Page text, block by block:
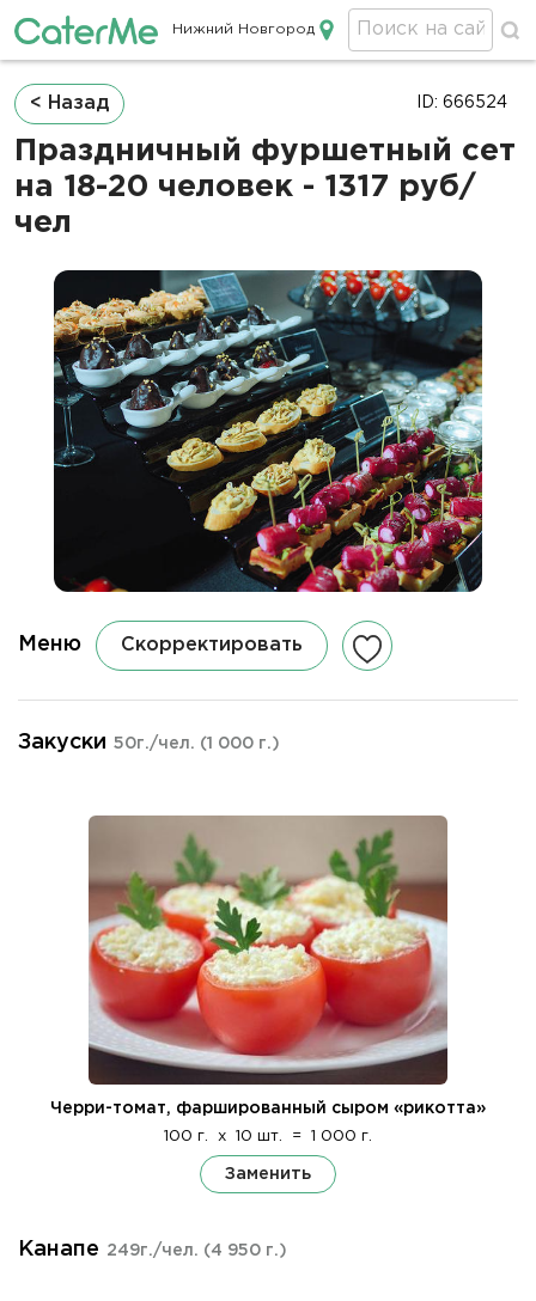
Кейтеринг в Нижнем Новгороде
Нижний Новгород
Строка
навигации
< Назад
Праздничный фуршетный сет
на 18-20 человек - 1317 руб/
чел
ID: 666524
Меню Скорректировать
Закуски 50г./чел. (1 000 г.)
Черри-томат, фаршированный сыром «рикотта»
100 г. x 10 шт. = 1 000 г.
Заменить
Канапе 249г./чел. (4 950 г.)